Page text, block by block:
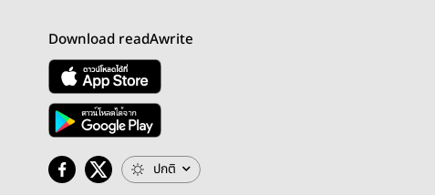
Download readAwrite
ปกติ